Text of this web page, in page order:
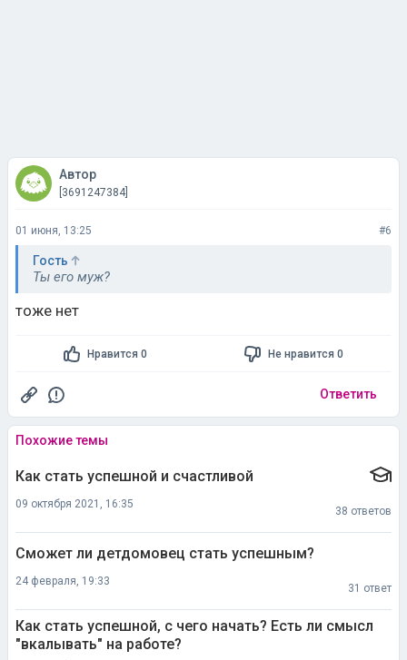
Автор
[3691247384]
01 июня, 13:25 #6
Гость
Ты его муж?
тоже нет
Нравится 0 Не нравится 0
Ответить
Похожие темы
Как стать успешной и счастливой
09 октября 2021, 16:35
38 ответов
Сможет ли детдомовец стать успешным?
24 февраля, 19:33
31 ответ
Как стать успешной, с чего начать? Есть ли смысл
"вкалывать" на работе?